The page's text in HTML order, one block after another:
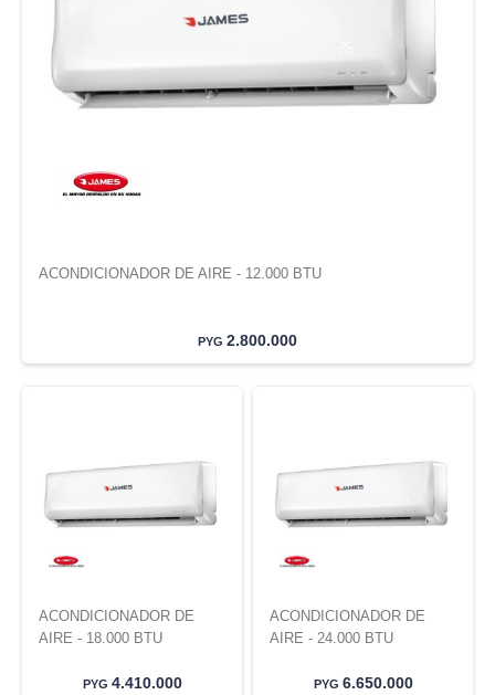
ACONDICIONADOR DE AIRE - 12.000 BTU
PYG 2.800.000
ACONDICIONADOR DE
AIRE - 18.000 BTU
PYG 4.410.000
ACONDICIONADOR DE
AIRE - 24.000 BTU
PYG 6.650.000